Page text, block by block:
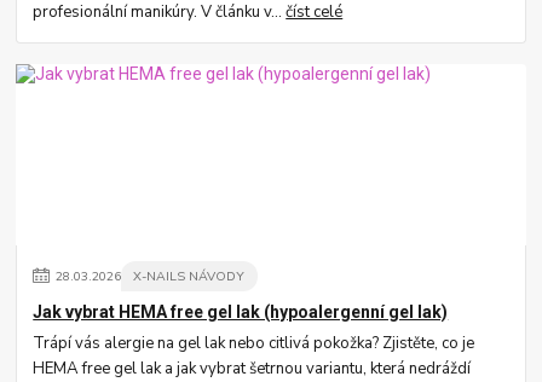
profesionální manikúry. V článku v...číst celé
28.03.2026 X-NAILS NÁVODY
Jak vybrat HEMA free gel lak (hypoalergenní gel lak)
Trápí vás alergie na gel lak nebo citlivá pokožka? Zjistěte, co je
HEMA free gel lak a jak vybrat šetrnou variantu, která nedráždí